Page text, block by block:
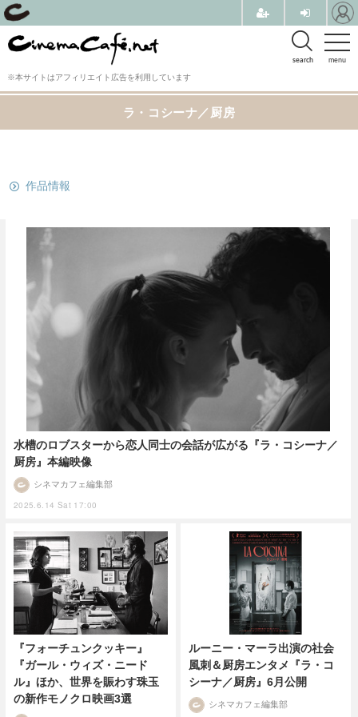
menu
search
※本サイトはアフィリエイト広告を利用しています
ラ・コシーナ／厨房
作品情報
水槽のロブスターから恋人同士の会話が広がる『ラ・コシーナ／
厨房』本編映像
2025.6.14 Sat 17:00
シネマカフェ編集部
『フォーチュンクッキー』
『ガール・ウィズ・ニード
ル』ほか、世界を賑わす珠玉
の新作モノクロ映画3選
ルーニー・マーラ出演の社会
風刺＆厨房エンタメ『ラ・コ
シーナ／厨房』6月公開
シネマカフェ編集部